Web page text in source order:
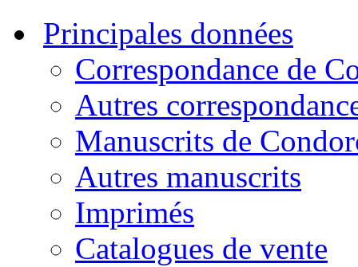
Principales données
Correspondance de
Autres
Manuscrits de
Autres manuscrits
Imprimés
Catalogues de vente